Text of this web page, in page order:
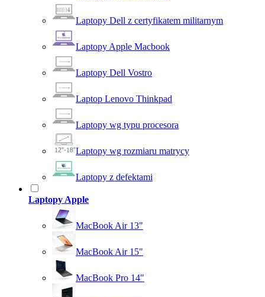
Laptopy Dell z certyfikatem militarnym
Laptopy Apple Macbook
Laptopy Dell Vostro
Laptop Lenovo Thinkpad
Laptopy wg typu procesora
Laptopy wg rozmiaru matrycy
Laptopy z defektami
Laptopy Apple
MacBook Air 13"
MacBook Air 15"
MacBook Pro 14"